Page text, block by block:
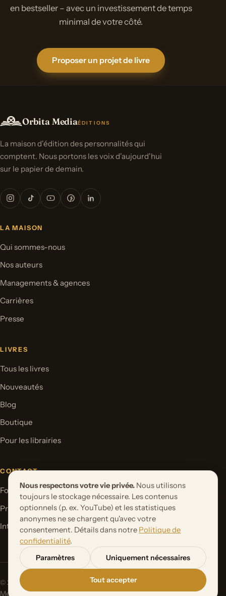
en bestseller – avec un investissement de temps
minimal de votre côté.
Proposer un projet de livre
Orbita MediaÉDITIONS
La maison d'édition des personnalités qui
comptent. Nous portons les voix d'aujourd'hui
sur le papier de demain.
LA MAISON
Qui sommes-nous
Nos auteurs
Managements & agences
Carrières
Presse
LIVRES
Tous les livres
Nouveautés
Blog
Boutique
Pour les librairies
CONTACT
Formulaire de contact
Proposer un projet de livre
International Rights
© 2026 Orbita Media GmbH. Tous droits réservés.
Mentions
Politique de Paramètres des
Nous respectons votre vie privée. Nous utilisons
toujours le stockage nécessaire. Les contenus
optionnels (p. ex. YouTube) et les statistiques
anonymes ne se chargent qu'avec votre
consentement. Détails dans notre Politique de
confidentialité.
Paramètres
Uniquement nécessaires
Tout accepter